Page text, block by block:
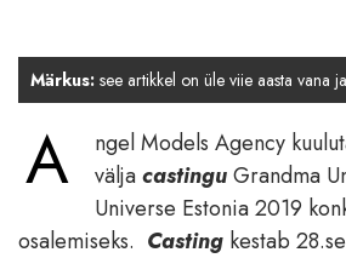
Märkus: see artikkel on üle viie aasta vana
A
ngel Models Agency
väljacastinguGrandma
Universe Estonia 2019
osalemiseks. Casting kestab